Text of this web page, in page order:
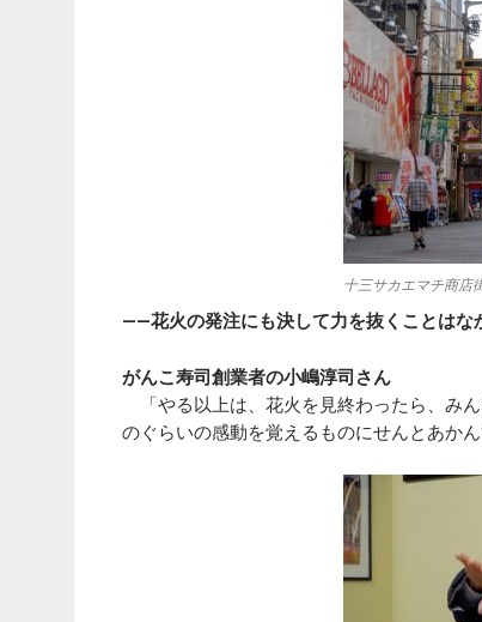
十三サカエマチ商店
――花火の発注にも決して力を抜くことはな
がんこ寿司創業者の小嶋淳司さん
「やる以上は、花火を見終わったら、み
のぐらいの感動を覚えるものにせんとあか